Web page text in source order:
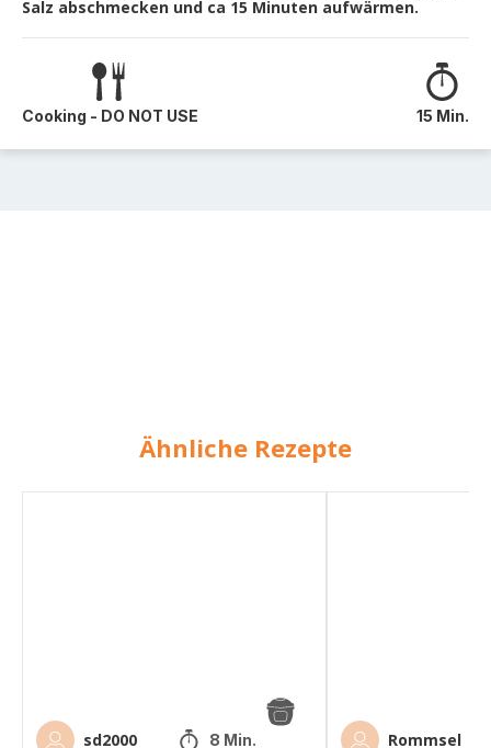
Salz abschmecken und ca 15 Minuten aufwärmen.
Cooking - DO NOT USE 15 Min.
Ähnliche Rezepte
sd2000 8 Min. Rommsel